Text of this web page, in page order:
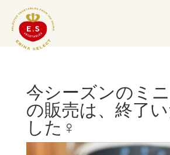
今シーズンのミ
の販売は、終了
した‍♀️